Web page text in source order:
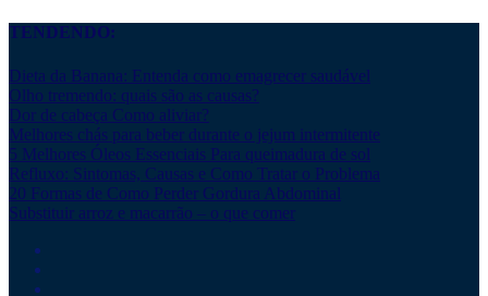
TENDENDO:
Dieta da Banana: Entenda como emagrecer saudável
Olho tremendo: quais são as causas?
Dor de cabeça Como aliviar?
Melhores chás para beber durante o jejum intermitente
5 Melhores Óleos Essenciais Para queimadura de sol
Refluxo: Sintomas, Causas e Como Tratar o Problema
20 Formas de Como Perder Gordura Abdominal
Substituir arroz e macarrão – o que comer